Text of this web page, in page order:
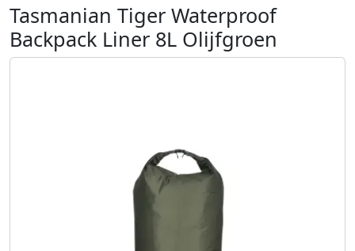
Tasmanian Tiger Waterproof
Backpack Liner 8L Olijfgroen